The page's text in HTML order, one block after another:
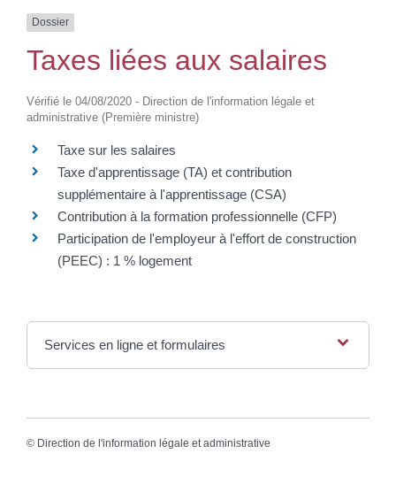
Dossier
Taxes liées aux salaires
Vérifié le 04/08/2020 - Direction de l'information légale et
administrative (Première ministre)
Taxe sur les salaires
Taxe d'apprentissage (TA) et contribution
supplémentaire à l'apprentissage (CSA)
Contribution à la formation professionnelle (CFP)
Participation de l'employeur à l'effort de construction
(PEEC) : 1 % logement
Services en ligne et formulaires
© Direction de l'information légale et administrative